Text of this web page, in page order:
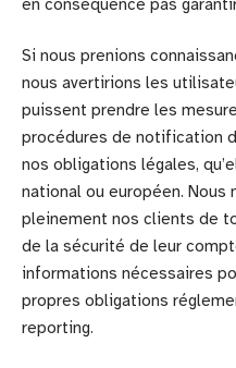
Si nous prenions
nous avertirions les
puissent prendre les
procédures de notification
nos obligations légales,
national ou européen. Nous
pleinement nos clients de
de la sécurité de leur
informations nécessaires
propres obligations
reporting.